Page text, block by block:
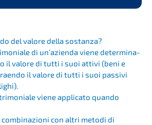
del valore della sostanza?
di un’azi­en­da viene deter­mi­na­
il valore di tutti i suoi attivi (beni e
il valore di tutti i suoi passi­vi
viene appli­ca­to quando
con altri metodi di